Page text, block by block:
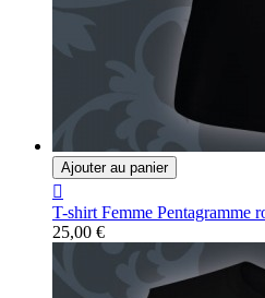
Ajouter au panier

T-shirt Femme Pentagramme
25,00 €